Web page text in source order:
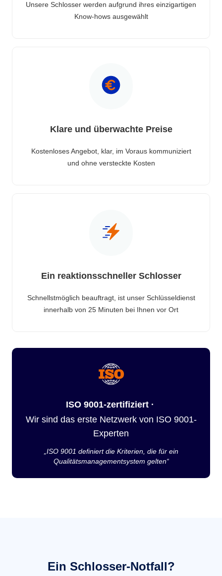
Unsere Schlosser werden aufgrund ihres einzigartigen
Know-hows ausgewählt
Klare und überwachte Preise
Kostenloses Angebot, klar, im Voraus kommuniziert
und ohne versteckte Kosten
Ein reaktionsschneller Schlosser
Schnellstmöglich beauftragt, ist unser Schlüsseldienst
innerhalb von 25 Minuten bei Ihnen vor Ort
ISO 9001-zertifiziert ·
Wir sind das erste Netzwerk von ISO 9001-
Experten
„ISO 9001 definiert die Kriterien, die für ein
Qualitätsmanagementsystem gelten“
Ein Schlosser-Notfall?